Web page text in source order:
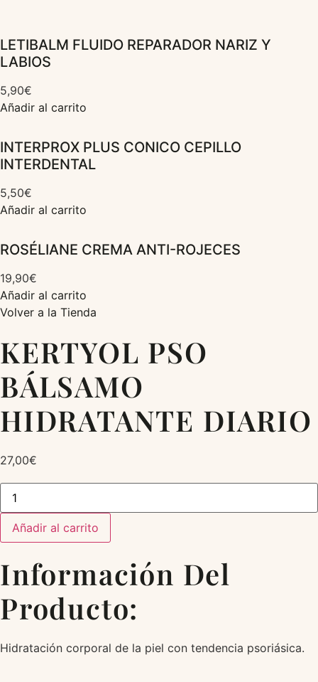
LETIBALM FLUIDO REPARADOR NARIZ Y
LABIOS
5,90€
Añadir al carrito
INTERPROX PLUS CONICO CEPILLO
INTERDENTAL
5,50€
Añadir al carrito
ROSÉLIANE CREMA ANTI-ROJECES
19,90€
Añadir al carrito
Volver a la Tienda
KERTYOL PSO
BÁLSAMO
HIDRATANTE DIARIO
27,00€
KERTYOL
PSO
BÁLSAMO
HIDRATANTE
DIARIO
cantidad
Añadir al carrito
Información Del
Producto:
Hidratación corporal de la piel con tendencia psoriásica.